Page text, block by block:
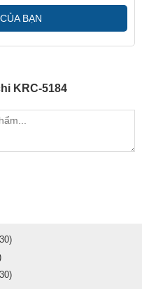
BẠN
KRC-5184